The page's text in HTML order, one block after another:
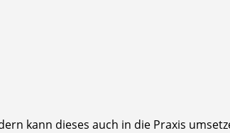
kann dieses auch in die Praxis